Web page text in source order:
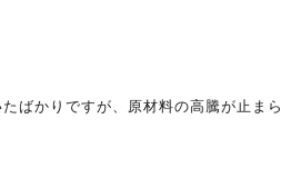
ばかりですが、原材料の高騰が止まら